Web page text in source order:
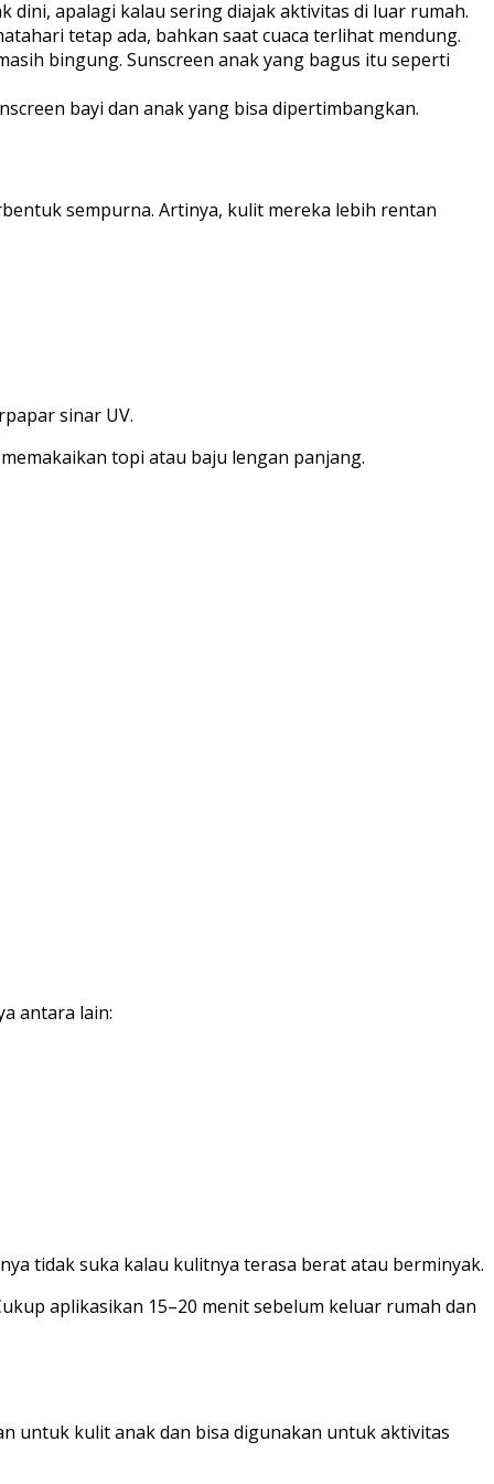
dini, apalagi kalau sering diajak aktivitas di luar rumah.
tetap ada, bahkan saat cuaca terlihat mendung.
bingung. Sunscreen anak yang bagus itu seperti
bayi dan anak yang bisa dipertimbangkan.
sempurna. Artinya, kulit mereka lebih rentan
sinar UV.
topi atau baju lengan panjang.
antara lain:
tidak suka kalau kulitnya terasa berat atau berminyak.
aplikasikan 15–20 menit sebelum keluar rumah dan
untuk kulit anak dan bisa digunakan untuk aktivitas